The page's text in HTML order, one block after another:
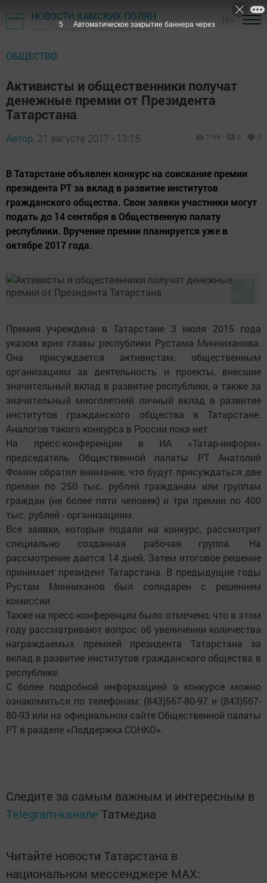
НОВОСТИ КАМСКИХ ПОЛЯН
Газета "Посинформ" - Нижнекамский район
ОБЩЕСТВО
Активисты и общественники получат
денежные премии от Президента
Татарстана
Автор, 21 августа 2017 - 13:15 1166 0 0
В Татарстане объявлен конкурс на соискание премии
президента РТ за вклад в развитие институтов
гражданского общества. Свои заявки участники могут
подать до 14 сентября в Общественную палату
республики. Вручение премии планируется уже в
октябре 2017 года.
Премия учреждена в Татарстане 3 июля 2015 года
указом врио главы республики Рустама Минниханова.
Она присуждается активистам, общественным
организациям за деятельность и проекты, внесшие
значительный вклад в развитие республики, а также за
значительный многолетний личный вклад в развитие
институтов гражданского общества в Татарстане.
Аналогов такого конкурса в России пока нет.
На пресс-конференции в ИА «Татар-информ»
председатель Общественной палаты РТ Анатолий
Фомин обратил внимание, что будут присуждаться две
премии по 250 тыс. рублей гражданам или группам
граждан (не более пяти человек) и три премии по 400
тыс. рублей - организациям.
Все заявки, которые подали на конкурс, рассмотрит
специально созданная рабочая группа. На
рассмотрение дается 14 дней. Затем итоговое решение
принимает президент Татарстана. В предыдущие годы
Рустам Минниханов был солидарен с решением
комиссии.
Также на пресс-конференции было отмечено, что в этом
году рассматривают вопрос об увеличении количества
награждаемых премией президента Татарстана за
вклад в развитие институтов гражданского общества в
республике.
С более подробной информацией о конкурсе можно
ознакомиться по телефонам: (843)567-80-97 и (843)567-
80-93 или на официальном сайте Общественной палаты
РТ в разделе «Поддержка СОНКО».
Следите за самым важным и интересным в
Telegram-канале Татмедиа
Читайте новости Татарстана в
национальном мессенджере MАХ:
4 Автоматическое закрытие баннера через